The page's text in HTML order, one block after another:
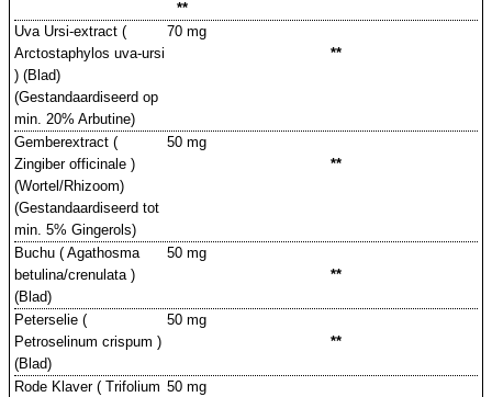
**
Uva Ursi-extract (
Arctostaphylos uva-ursi
) (Blad)
(Gestandaardiseerd op
min. 20% Arbutine)
70 mg
**
Gemberextract (
Zingiber officinale )
(Wortel/Rhizoom)
(Gestandaardiseerd tot
min. 5% Gingerols)
50 mg
**
Buchu ( Agathosma
betulina/crenulata )
(Blad)
50 mg
**
Peterselie (
Petroselinum crispum )
(Blad)
50 mg
**
Rode Klaver ( Trifolium 50 mg